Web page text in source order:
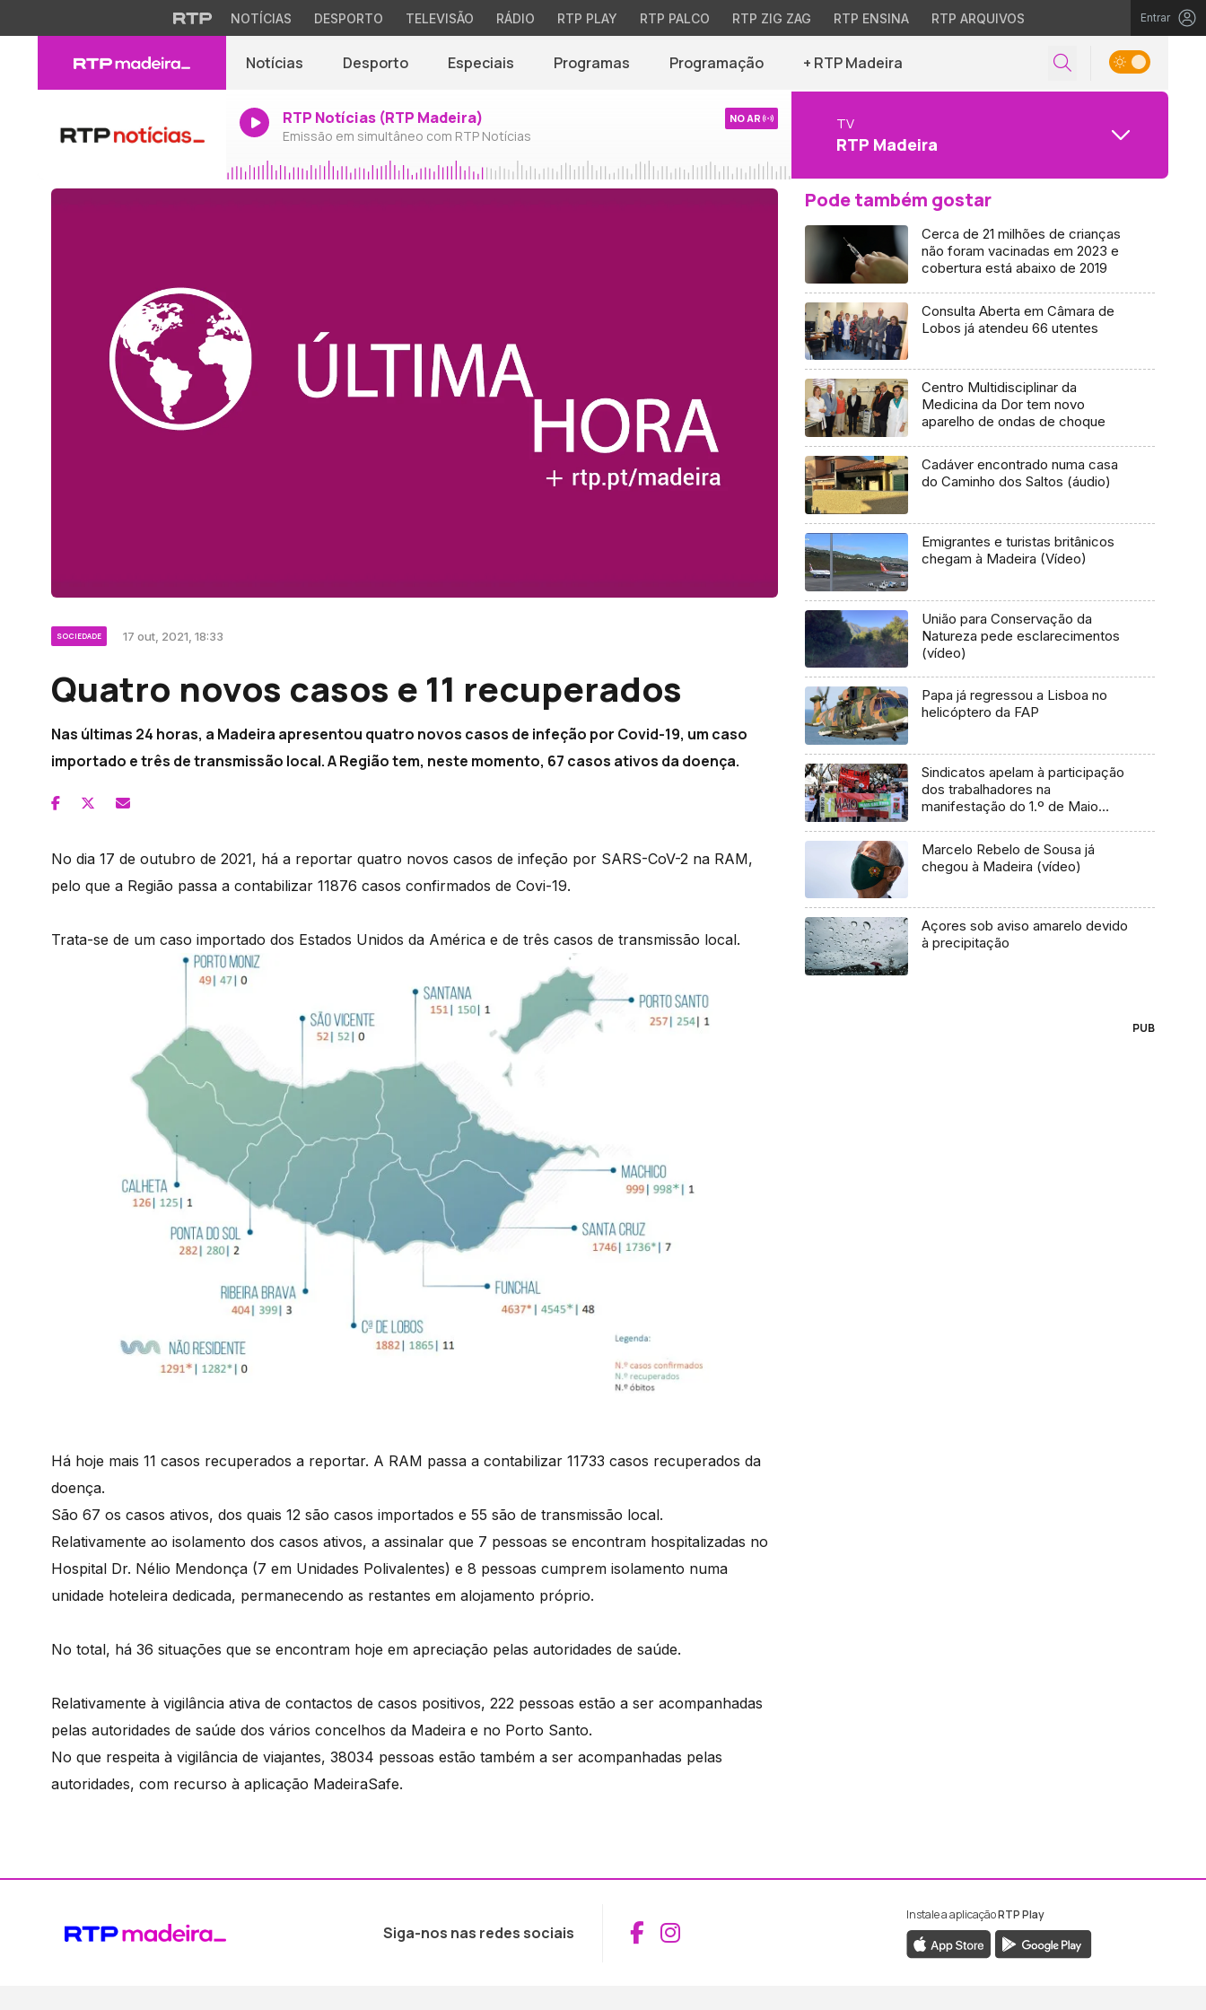
NOTÍCIAS DESPORTO TELEVISÃO RÁDIO RTP PLAY RTP PALCO RTP ZIG ZAG RTP ENSINA RTP ARQUIVOS Entrar
Notícias Desporto Especiais Programas Programação + RTP Madeira
RTP Notícias (RTP Madeira)
Emissão em simultâneo com RTP Notícias
NO AR TV
RTP Madeira
SOCIEDADE 17 out, 2021, 18:33
Quatro novos casos e 11 recuperados
Nas últimas 24 horas, a Madeira apresentou quatro novos casos de infeção por Covid-19, um caso
importado e três de transmissão local. A Região tem, neste momento, 67 casos ativos da doença.
No dia 17 de outubro de 2021, há a reportar quatro novos casos de infeção por SARS-CoV-2 na RAM,
pelo que a Região passa a contabilizar 11876 casos confirmados de Covi-19.
Trata-se de um caso importado dos Estados Unidos da América e de três casos de transmissão local.
Há hoje mais 11 casos recuperados a reportar. A RAM passa a contabilizar 11733 casos recuperados da
doença.
São 67 os casos ativos, dos quais 12 são casos importados e 55 são de transmissão local.
Relativamente ao isolamento dos casos ativos, a assinalar que 7 pessoas se encontram hospitalizadas no
Hospital Dr. Nélio Mendonça (7 em Unidades Polivalentes) e 8 pessoas cumprem isolamento numa
unidade hoteleira dedicada, permanecendo as restantes em alojamento próprio.
No total, há 36 situações que se encontram hoje em apreciação pelas autoridades de saúde.
Relativamente à vigilância ativa de contactos de casos positivos, 222 pessoas estão a ser acompanhadas
pelas autoridades de saúde dos vários concelhos da Madeira e no Porto Santo.
No que respeita à vigilância de viajantes, 38034 pessoas estão também a ser acompanhadas pelas
autoridades, com recurso à aplicação MadeiraSafe.
Pode também gostar
Cerca de 21 milhões de crianças
não foram vacinadas em 2023 e
cobertura está abaixo de 2019
Consulta Aberta em Câmara de
Lobos já atendeu 66 utentes
Centro Multidisciplinar da
Medicina da Dor tem novo
aparelho de ondas de choque
Cadáver encontrado numa casa
do Caminho dos Saltos (áudio)
Emigrantes e turistas britânicos
chegam à Madeira (Vídeo)
União para Conservação da
Natureza pede esclarecimentos
(vídeo)
Papa já regressou a Lisboa no
helicóptero da FAP
Sindicatos apelam à participação
dos trabalhadores na
manifestação do 1.º de Maio
Marcelo Rebelo de Sousa já
chegou à Madeira (vídeo)
Açores sob aviso amarelo devido
à precipitação
PUB
Siga-nos nas redes sociais Aceder ao Facebook da RTP Madeira
Aceder ao Instagram da RTP Madeira
Instale a aplicaçãoRTP Play